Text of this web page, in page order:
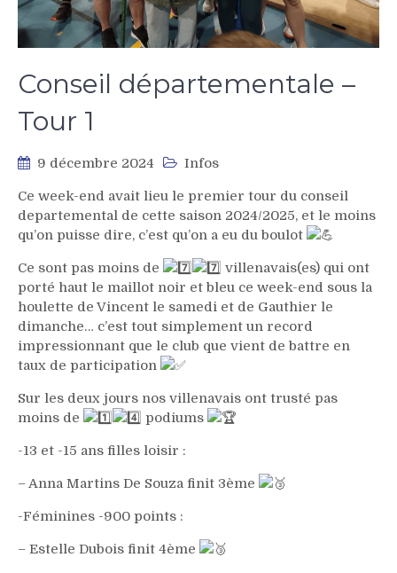
Conseil départementale –
Tour 1
9 décembre 2024 Infos
Ce week-end avait lieu le premier tour du conseil
departemental de cette saison 2024/2025, et le moins
qu’on puisse dire, c’est qu’on a eu du boulot
Ce sont pas moins de
villenavais(es) qui ont
porté haut le maillot noir et bleu ce week-end sous la
houlette de Vincent le samedi et de Gauthier le
dimanche… c’est tout simplement un record
impressionnant que le club que vient de battre en
taux de participation
Sur les deux jours nos villenavais ont trusté pas
moins de
podiums
-13 et -15 ans filles loisir :
– Anna Martins De Souza finit 3ème
-Féminines -900 points :
– Estelle Dubois finit 4ème